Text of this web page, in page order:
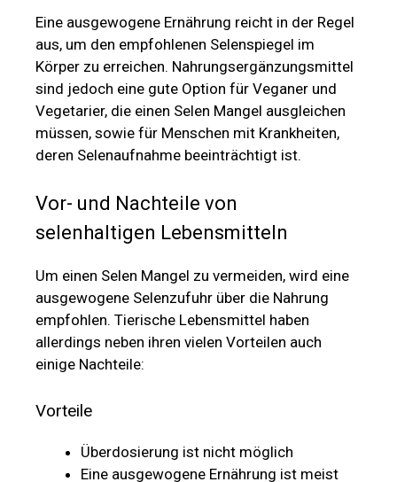
Eine ausgewogene Ernährung reicht in der Regel
aus, um den empfohlenen Selenspiegel im
Körper zu erreichen. Nahrungsergänzungsmittel
sind jedoch eine gute Option für Veganer und
Vegetarier, die einen Selen Mangel ausgleichen
müssen, sowie für Menschen mit Krankheiten,
deren Selenaufnahme beeinträchtigt ist.
Vor- und Nachteile von
selenhaltigen Lebensmitteln
Um einen Selen Mangel zu vermeiden, wird eine
ausgewogene Selenzufuhr über die Nahrung
empfohlen. Tierische Lebensmittel haben
allerdings neben ihren vielen Vorteilen auch
einige Nachteile:
Vorteile
Überdosierung ist nicht möglich
Eine ausgewogene Ernährung ist meist